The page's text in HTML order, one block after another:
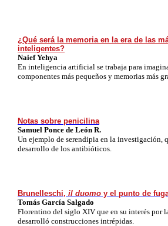
¿Qué será la memoria en la era de las
inteligentes?
Naief Yehya
En inteligencia artificial se trabaja para
componentes más pequeños y memorias más
Notas sobre penicilina
Samuel Ponce de León R.
Un ejemplo de serendipia en la investigación,
desarrollo de los antibióticos.
Brunelleschi, il duomo y el punto de
Tomás García Salgado
Florentino del siglo XIV que en su interés por
desarrolló construcciones intrépidas.